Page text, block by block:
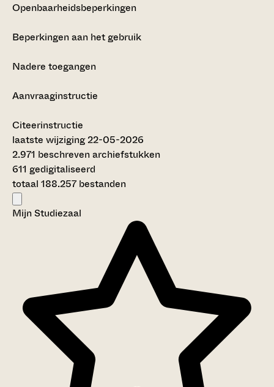
Openbaarheidsbeperkingen
Beperkingen aan het gebruik
Nadere toegangen
Aanvraaginstructie
Citeerinstructie
laatste wijziging 22-05-2026
2.971 beschreven archiefstukken
611 gedigitaliseerd
totaal 188.257 bestanden
Mijn Studiezaal